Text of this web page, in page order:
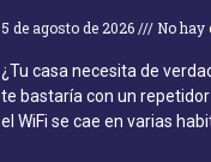
5 de agosto de 2026 No hay
¿Tu casa necesita de
te bastaría con un
el WiFi se cae en varias